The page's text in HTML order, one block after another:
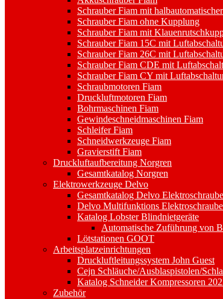
Schrauber Fiam mit
Schrauber Fiam ohne Kupplung
Schrauber Fiam mit
Schrauber Fiam 15C mit
Schrauber Fiam 26C mit
Schrauber Fiam CDE mit
Schrauber Fiam CY mit
Schraubmotoren Fiam
Druckluftmotoren Fiam
Bohrmaschinen Fiam
Gewindeschneidmaschinen Fiam
Schleifer Fiam
Schneidwerkzeuge Fiam
Gravierstift Fiam
Druckluftaufbereitung Norgren
Gesamtkatalog Norgren
Elektrowerkzeuge Delvo
Gesamtkatalog Delvo
Delvo Multifunktions
Katalog Lobster Blindnietgeräte
Automatische Zuführung von
Lötstationen GOOT
Arbeitsplatzeinrichtungen
Druckluftleitungssystem John Guest
Cejn Schläuche/Ausblaspistolen/
Katalog Schneider Kompressoren
Zubehör